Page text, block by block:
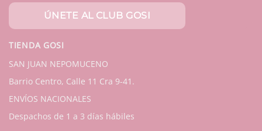
TIENDA GOSI
SAN JUAN NEPOMUCENO
Barrio Centro, Calle 11 Cra 9-41.
ENVÍOS NACIONALES
Despachos de 1 a 3 días hábiles